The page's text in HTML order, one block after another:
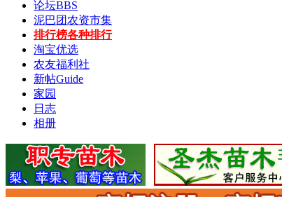
论坛BBS
泥巴团农资市集
排行榜各种排行
淘宝优选
农友福利社
新帖Guide
家园
日志
相册